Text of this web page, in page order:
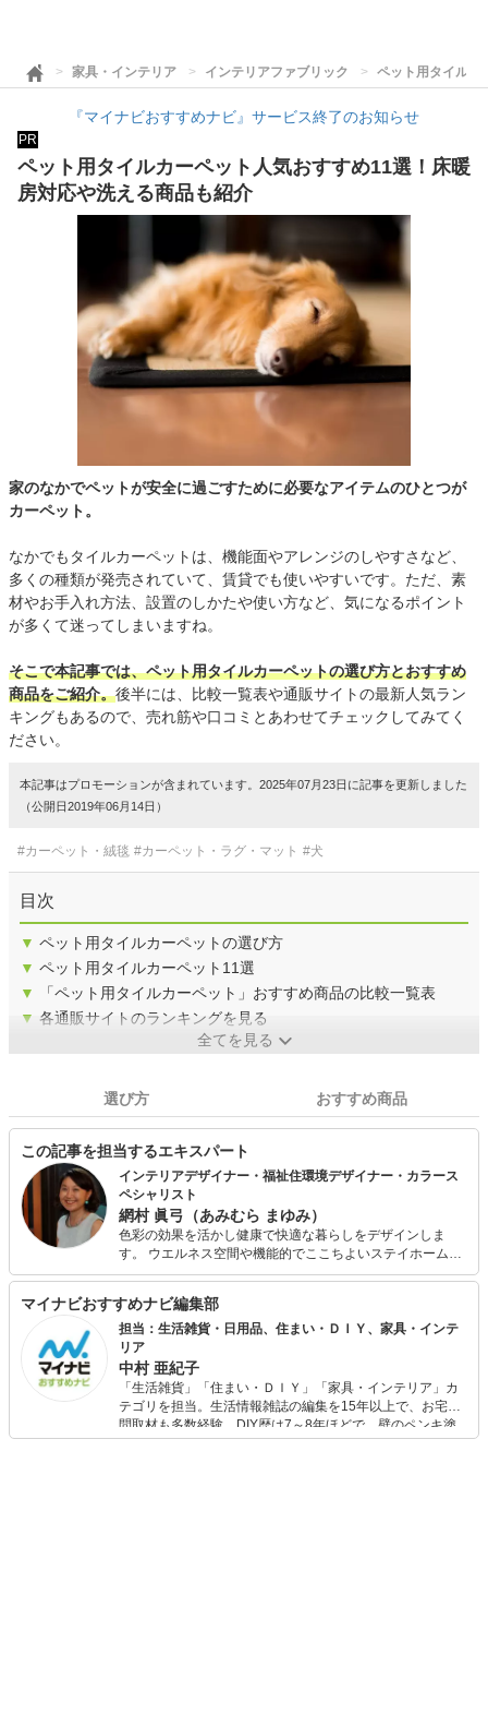
家具・インテリア インテリアファブリック ペット用タイルカ
『マイナビおすすめナビ』サービス終了のお知らせ
PR
ペット用タイルカーペット人気おすすめ11選！床暖
房対応や洗える商品も紹介
家のなかでペットが安全に過ごすために必要なアイテムのひとつが
カーペット。
なかでもタイルカーペットは、機能面やアレンジのしやすさなど、
多くの種類が発売されていて、賃貸でも使いやすいです。ただ、素
材やお手入れ方法、設置のしかたや使い方など、気になるポイント
が多くて迷ってしまいますね。
そこで本記事では、ペット用タイルカーペットの選び方とおすすめ
商品をご紹介。後半には、比較一覧表や通販サイトの最新人気ラン
キングもあるので、売れ筋や口コミとあわせてチェックしてみてく
ださい。
本記事はプロモーションが含まれています。2025年07月23日に記事を更新しました
（公開日2019年06月14日）
#カーペット・絨毯 #カーペット・ラグ・マット #犬
目次
▼ ペット用タイルカーペットの選び方
▼ ペット用タイルカーペット11選
▼
「ペット用タイルカーペット」おすすめ商品の比較一覧表
▼ 各通販サイトのランキングを見る
全てを見る
選び方 おすすめ商品
この記事を担当するエキスパート
インテリアデザイナー・福祉住環境デザイナー・カラース
ペシャリスト
網村 眞弓（あみむら まゆみ）
色彩の効果を活かし健康で快適な暮らしをデザインしま
す。 ウエルネス空間や機能的でここちよいステイホーム空
間、ホテルライクなデザインや最新トレンドを取り入れた
賃貸住宅第一号の開発や、厚生省の助成事業で色彩やイン
テリアによる効果を検証に携わる。日本ＩＢＭ研究所、世
界2位広告代理店グレイ・インターナショナルでメディアプ
ラ二ング、スワロフスキーでブランディングを行い、英国
やスイスに修学。レマン湖畔の邸宅など手掛け、現在は
Color Design Firm代表としてインテリアやカラーのデザイ
ンやコンサルティングを行う。 メディア出演、講演・セミ
ナー、執筆多数。英語での対応も可能です。
マイナビおすすめナビ編集部
担当：生活雑貨・日用品、住まい・ＤＩＹ、家具・インテ
リア
中村 亜紀子
「生活雑貨」「住まい・ＤＩＹ」「家具・インテリア」カ
テゴリを担当。生活情報雑誌の編集を15年以上で、お宅訪
問取材も多数経験。DIY歴は7～8年ほどで、壁のペンキ塗
りや壁紙チェンジなどもチャレンジ済み。初心者でもモノ